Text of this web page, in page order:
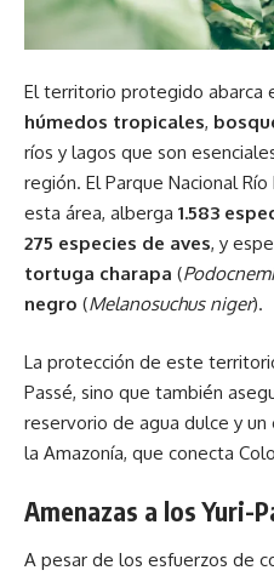
El territorio protegido abarca
húmedos tropicales,
ríos y lagos que son
región. El Parque Nacional
esta área, alberga 1.583
275 especies de aves, y
tortuga charapa (
negro (Melanosuchus niger).
La protección de este
Passé, sino que también
reservorio de agua dulce y
la Amazonía, que conecta
Amenazas a los Yuri-
A pesar de los esfuerzos de